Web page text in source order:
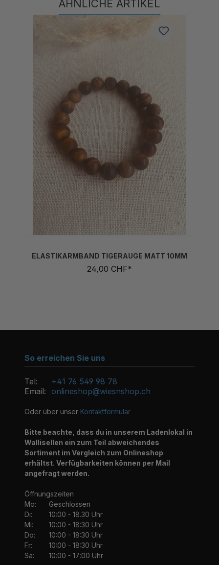
Produktgalerie überspringen
24,00 CHF*
So erreichen Sie uns
Tel:
+41 76 549 98 78
Email: onlineshop@wiesnshop.ch
Oder über unser Kontaktformular
Bitte beachte, dass du in unserem Ladenlokal in
Wallisellen ein zum Teil abweichendes
Sortiment im Vergleich zum Onlineshop
erhältst. Verfügbarkeiten können per Mail
angefragt werden.
Öffnungszeiten
Mo:
Geschlossen
Di:
10:00 - 18.30 Uhr
Mi:
10:00 - 18:30 Uhr
Do:
10:00 - 18:30 Uhr
Fr:
10:00 - 18:30 Uhr
Sa:
10:00 - 17:00 Uhr